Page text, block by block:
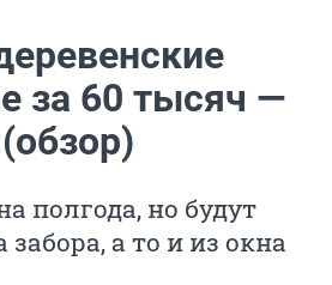
за 60 тысяч —
полгода, но будут
а то и из окна